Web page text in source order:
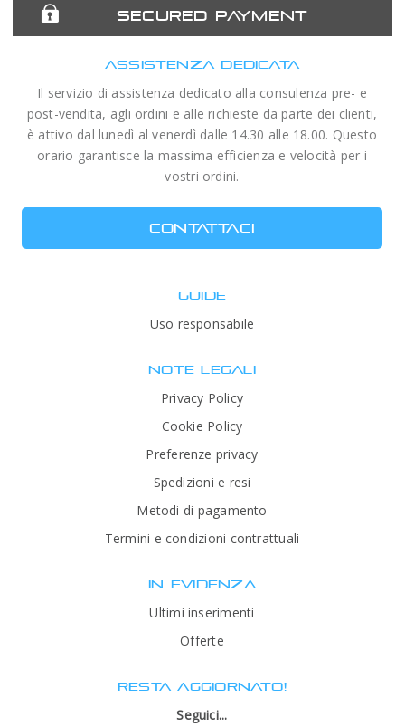
SECURED PAYMENT
ASSISTENZA DEDICATA
Il servizio di assistenza dedicato alla consulenza pre- e
post-vendita, agli ordini e alle richieste da parte dei clienti,
è attivo dal lunedì al venerdì dalle 14.30 alle 18.00. Questo
orario garantisce la massima efficienza e velocità per i
vostri ordini.
CONTATTACI
GUIDE
Uso responsabile
NOTE LEGALI
Privacy Policy
Cookie Policy
Preferenze privacy
Spedizioni e resi
Metodi di pagamento
Termini e condizioni contrattuali
IN EVIDENZA
Ultimi inserimenti
Offerte
RESTA AGGIORNATO!
Seguici...